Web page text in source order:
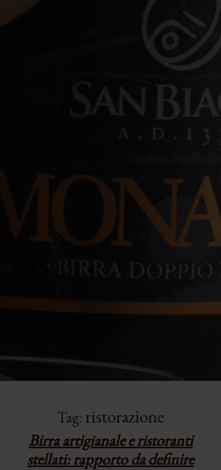
Tag: ristorazione
Birra artigianale e ristoranti
stellati: rapporto da definire